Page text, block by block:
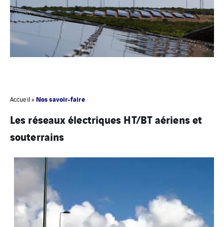
Accueil»Nos savoir-faire
Les réseaux électriques HT/BT aériens et
souterrains